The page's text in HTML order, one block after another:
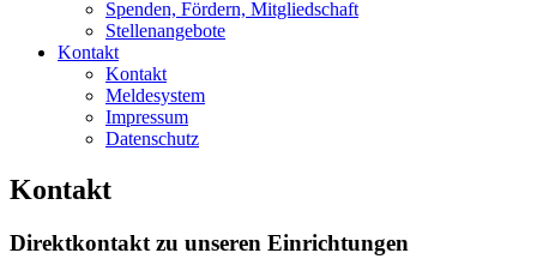
Spenden, Fördern, Mitgliedschaft
Stellenangebote
Kontakt
Kontakt
Meldesystem
Impressum
Datenschutz
Kontakt
Direktkontakt zu unseren Einrichtungen